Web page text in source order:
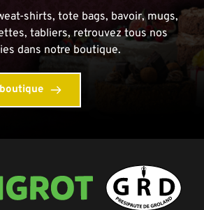
shirts, tote bags, bavoir, mugs,
tabliers, retrouvez tous nos
dans notre boutique.